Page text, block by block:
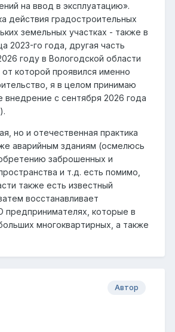
на ввод в эксплуатацию».
действия градостроительных
земельных участках - также в
2023-го года, другая часть
году в Вологодской области
которой проявился именно
я в целом принимаю
с сентября 2026 года
но и отечественная практика
аварийным зданиям (осмелюсь
заброшенных и
и т.д. есть помимо,
также есть известный
восстанавливает
предпринимателях, которые в
многоквартирных, а также
Автор